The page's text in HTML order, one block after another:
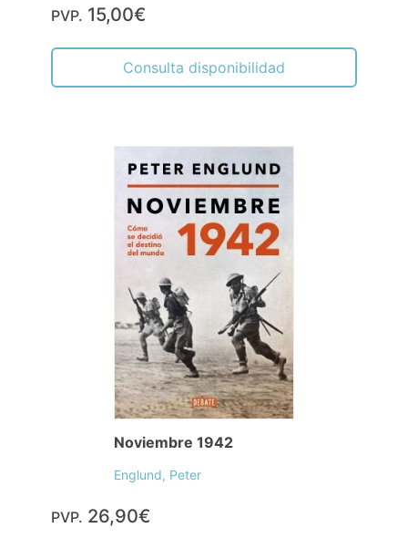
PVP. 15,00€
Consulta disponibilidad
Noviembre 1942
Englund, Peter
PVP. 26,90€